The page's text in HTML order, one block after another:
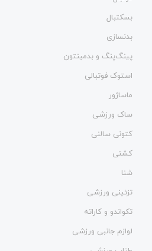
بسکتبال
بدنسازی
پینگ‌پنگ و بدمينتون
استوک فوتبالی
ماساژور
ساک ورزشی
کتونی سالنی
کشتی
شنا
تزئینی ورزشی
تکواندو و کاراته
لوازم جانبی ورزشی